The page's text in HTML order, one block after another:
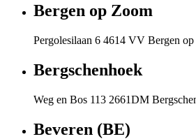
Bergen op Zoom
Pergolesilaan 6 4614 VV Bergen
Bergschenhoek
Weg en Bos 113 2661DM
Beveren (BE)